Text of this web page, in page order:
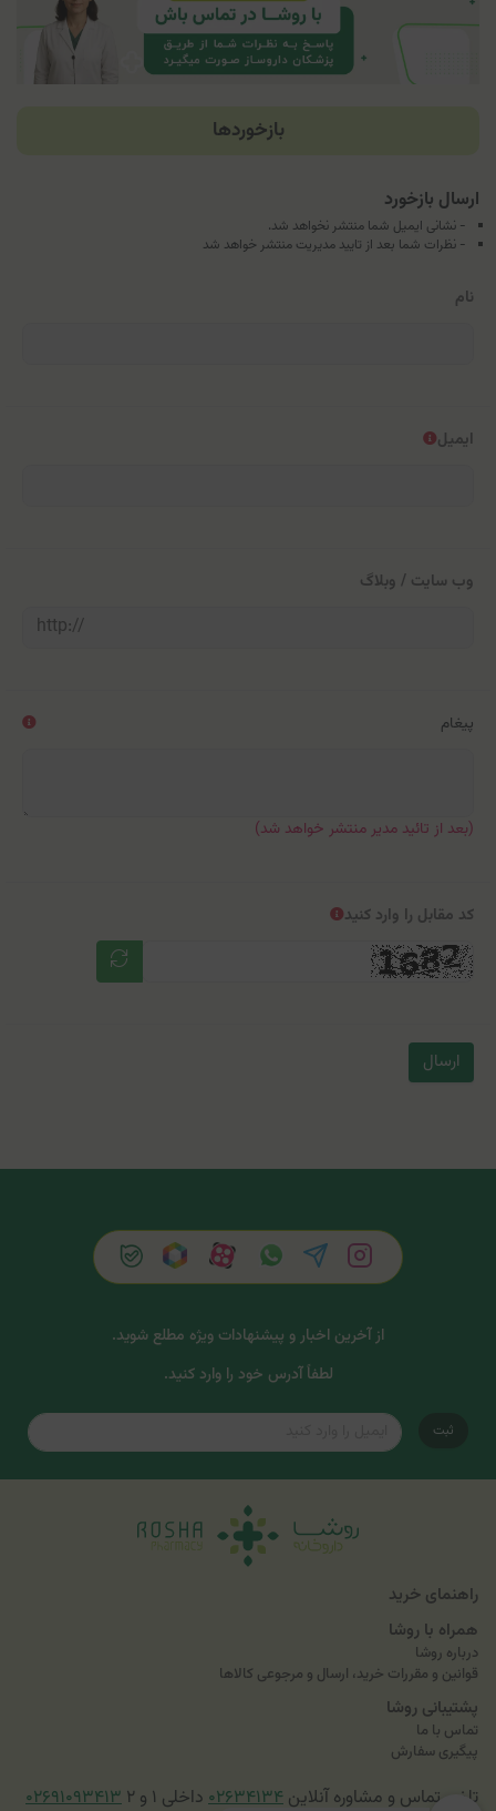
بازخوردها
ارسال بازخورد
- نشانی ایمیل شما منتشر نخواهد شد.
- نظرات شما بعد از تایید مدیریت منتشر خواهد شد
نام
ایمیل
وب سایت / وبلاگ
پیغام
(بعد از تائید مدیر منتشر خواهد شد)
کد مقابل را وارد کنید
ارسال
از آخرین اخبار و پیشنهادات ویژه مطلع شوید.
لطفاً آدرس خود را وارد کنید.
ثبت
راهنمای خرید
همراه با روشا
درباره روشا
قوانین و مقررات خرید، ارسال و مرجوعی کالاها
پشتیبانی روشا
تماس با ما
پیگیری سفارش
تلفن تماس و مشاوره آنلاین ۰۲۶۳۴۱۳۴ داخلی ۱ و ۲ ۰۲۶۹۱۰۹۳۴۱۳